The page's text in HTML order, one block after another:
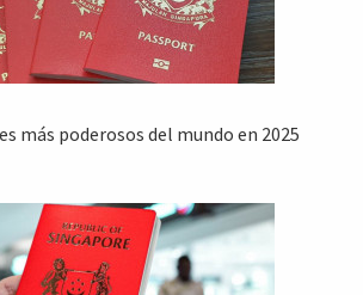
más poderosos del mundo en 2025